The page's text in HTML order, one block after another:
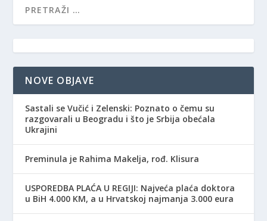
NOVE OBJAVE
Sastali se Vučić i Zelenski: Poznato o čemu su
razgovarali u Beogradu i što je Srbija obećala
Ukrajini
Preminula je Rahima Makelja, rođ. Klisura
USPOREDBA PLAĆA U REGIJI: Najveća plaća doktora
u BiH 4.000 KM, a u Hrvatskoj najmanja 3.000 eura